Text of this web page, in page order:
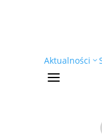
Aktualności
a